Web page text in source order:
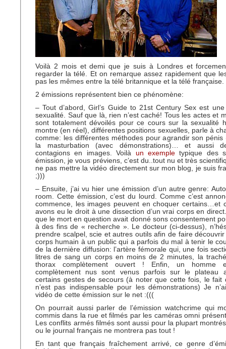
Voilà 2 mois et demi que je suis à Londres et
regarder la télé. Et on remarque assez rapidement que
pas les mêmes entre la télé britannique et la télé française.
2 émissions représentent bien ce phénomène:
– Tout d’abord, Girl’s Guide to 21st Century Sex est
sexualité. Sauf que là, rien n’est caché! Tous les actes et
sont totalement dévoilés pour ce cours sur la sexualité
montre (en réel), différentes positions sexuelles, parle à
comme: les différentes méthodes pour agrandir son pénis
la masturbation (avec démonstrations)… et aussi
contagions en images. Voilà un exemple typique des
émission, je vous préviens, c’est du..tout nu et très
ne pas mettre la vidéo directement sur mon blog, je suis
;)))
– Ensuite, j’ai vu hier une émission d’un autre genre:
room. Cette émission, c’est du lourd. Comme c’est
commence, les images peuvent en choquer certains…et
avons eu le droit à une dissection d’un vrai corps en
que le mort en question avait donné sons consentement
à des fins de « recherche ». Le docteur (ci-dessus),
prendre scalpel, scie et autres outils afin de faire
corps humain à un public qui a parfois du mal à tenir le
de la dernière diffusion: l’artère fémorale qui, une fois
litres de sang un corps en moins de 2 minutes, la
thorax complètement ouvert ! Enfin, un homme
complètement nus sont venus parfois sur le plateau
certains gestes de secours (à noter que cette fois, le fait
n’est pas indispensable pour les démonstrations) Je
vidéo de cette émission sur le net :(((
On pourrait aussi parler de l’émission watchcrime qui
commis dans la rue et filmés par les caméras omni
Les conflits armés filmés sont aussi pour la plupart
ou le journal français ne montrera pas tout !
En tant que français fraîchement arrivé, ce genre